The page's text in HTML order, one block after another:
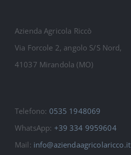
Azienda Agricola Riccò
Via Forcole 2, angolo S/S Nord,
41037 Mirandola (MO)
Telefono: 0535 1948069
WhatsApp: +39 334 9959604
Mail: info@aziendaagricolaricco.it